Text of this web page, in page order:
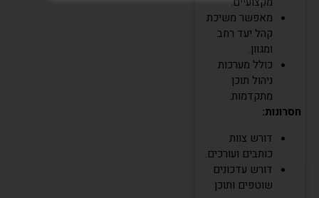
מאפשר משיכת
קהל יעד רחב
ומגוון.
כולל מערכות
ניהול תוכן
מתקדמות.
חסרונות:
דורש צוות
כותבים ועורכים.
דורש עדכונים
שוטפים ותוכן